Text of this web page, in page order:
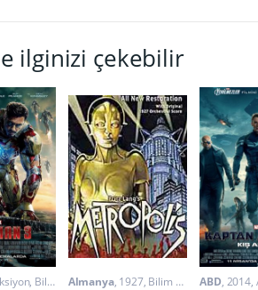
ilginizi çekebilir
, Bilim Kurgu Almanya 1927 Bilim Kurgu ,Gerilim
ABD 2014